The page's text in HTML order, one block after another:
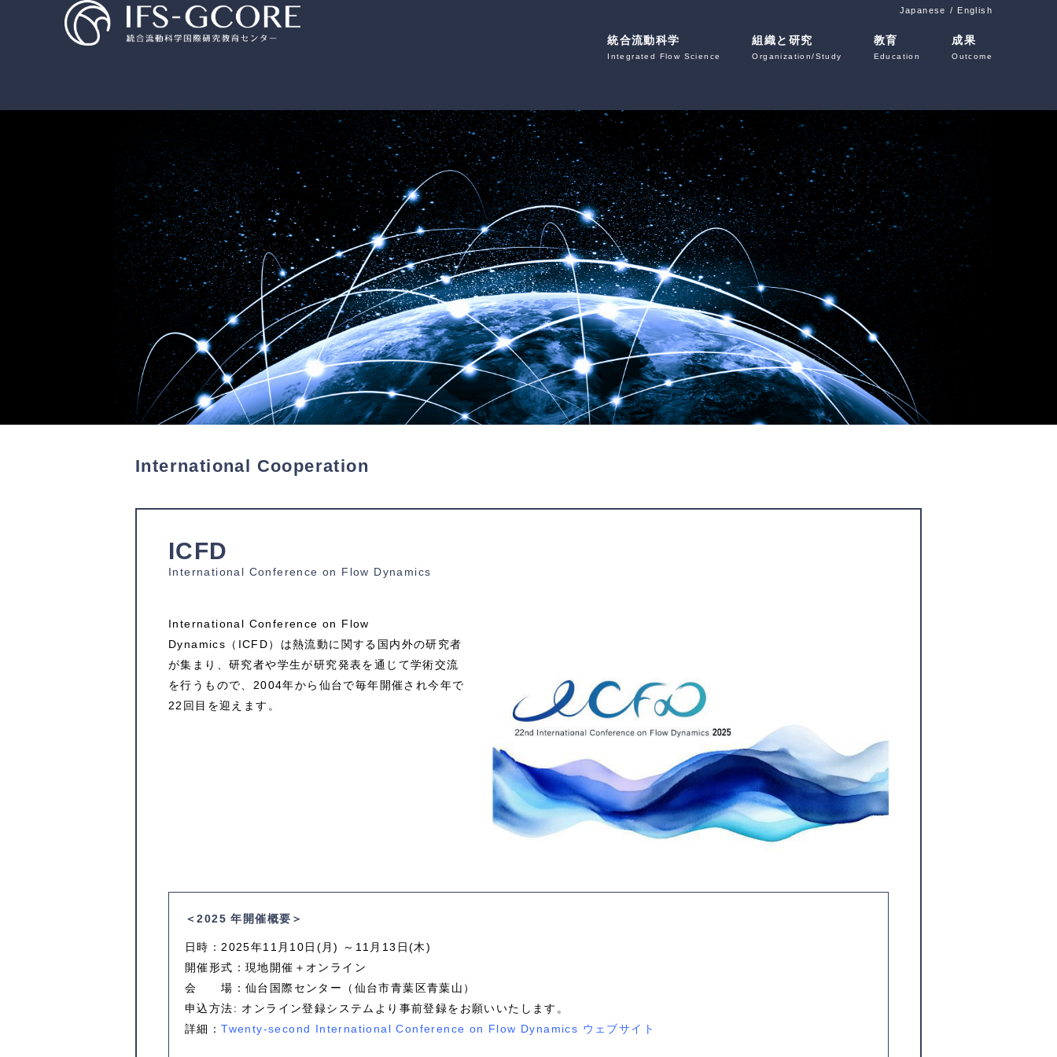
English
Japanese
統合流動科学
Integrated Flow Science
組織と研究
Organization/Study
教育
Education
成果
Outcome
International Cooperation
ICFD
International Conference on Flow Dynamics
International Conference on Flow
Dynamics（ICFD）は熱流動に関する国内外の研究者
が集まり、研究者や学生が研究発表を通じて学術交流
を行うもので、2004年から仙台で毎年開催され今年で
22回目を迎えます。
＜2025 年開催概要＞
日時：2025年11月10日(月) ～11月13日(木)
開催形式：現地開催＋オンライン
会 場：仙台国際センター（仙台市青葉区青葉山）
申込方法: オンライン登録システムより事前登録をお願いいたします。
詳細：Twenty-second International Conference on Flow Dynamics ウェブサイト